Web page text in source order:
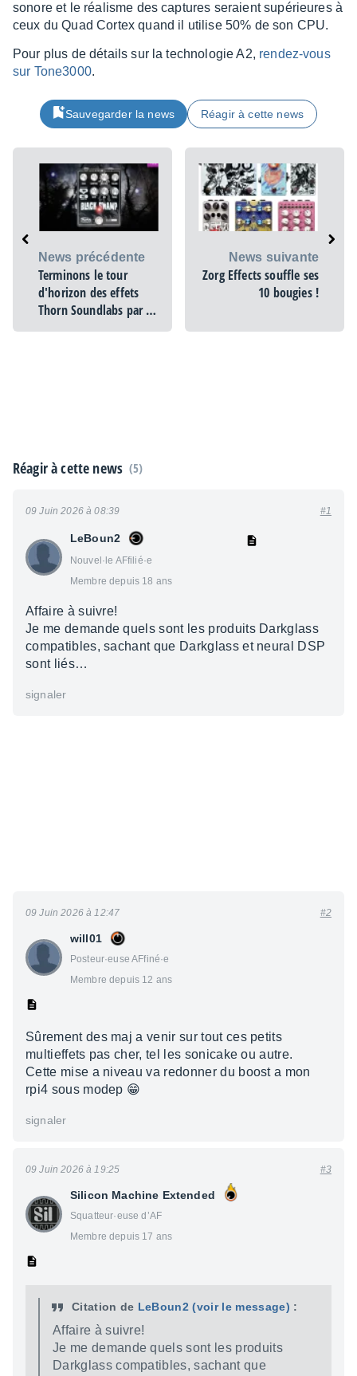
sonore et le réalisme des captures seraient supé­rieures à
ceux du Quad Cortex quand il utilise 50% de son CPU.
Pour plus de détails sur la tech­no­lo­gie A2, rendez-vous
sur Tone3000.
Sauvegarder la news Réagir à cette news
News précédente
Terminons le tour
d'horizon des effets
Thorn Soundlabs par la
fuzz
News suivante
Zorg Effects souffle ses
10 bougies !
Réagir à cette news (5)
LeBoun2
Nouvel·le AFfilié·e
Membre depuis 18 ans
09 Juin 2026 à 08:39 #1
Affaire à suivre!
Je me demande quels sont les produits Darkglass
compatibles, sachant que Darkglass et neural DSP
sont liés…
signaler
will01
Posteur·euse AFfiné·e
Membre depuis 12 ans
09 Juin 2026 à 12:47 #2
Sûrement des maj a venir sur tout ces petits
multieffets pas cher, tel les sonicake ou autre.
Cette mise a niveau va redonner du boost a mon
rpi4 sous modep 😁
signaler
Silicon Machine Extended
Squatteur·euse d’AF
Membre depuis 17 ans
09 Juin 2026 à 19:25 #3
Citation de LeBoun2 (voir le message) :
Affaire à suivre!
Je me demande quels sont les produits
Darkglass compatibles, sachant que